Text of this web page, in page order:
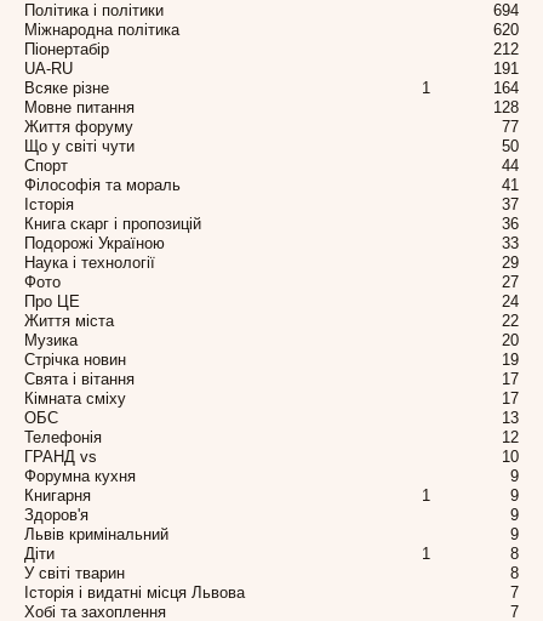
Політика і політики
694
Міжнародна політика
620
Піонертабір
212
UA-RU
191
Всяке різне
1
164
Мовне питання
128
Життя форуму
77
Що у світі чути
50
Спорт
44
Філософія та мораль
41
Історія
37
Книга скарг і пропозицій
36
Подорожі Україною
33
Наука і технології
29
Фото
27
Про ЦЕ
24
Життя міста
22
Музика
20
Стрічка новин
19
Свята і вітання
17
Кімната сміху
17
ОБС
13
Телефонія
12
ГРАНД vs
10
Форумна кухня
9
Книгарня
1
9
Здоров'я
9
Львів кримінальний
9
Діти
1
8
У світі тварин
8
Історія і видатні місця Львова
7
Хобі та захоплення
7